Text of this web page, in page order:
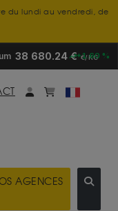
du lundi au vendredi, de
38 680.24 €€/KG
+1.60 %
Mon compte
monpanier
AGENCES